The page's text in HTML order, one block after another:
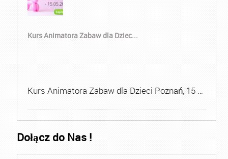
Kurs Animatora Zabaw dla Dziec...
Kurs Animatora Zabaw dla Dzieci Poznań, 15 …
Dołącz do Nas !